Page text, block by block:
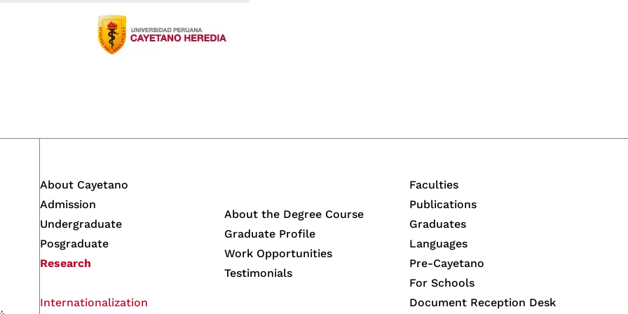
About Cayetano
Admission
Undergraduate
Posgraduate
Research
Internationalization
About the Degree Course
Graduate Profile
Work Opportunities
Testimonials
Faculties
Publications
Graduates
Languages
Pre-Cayetano
For Schools
Document Reception Desk